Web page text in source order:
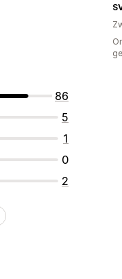
86
5
1
0
2